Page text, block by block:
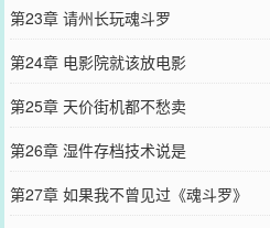
第23章 请州长玩魂斗罗
第24章 电影院就该放电影
第25章 天价街机都不愁卖
第26章 湿件存档技术说是
第27章 如果我不曾见过《魂斗罗》